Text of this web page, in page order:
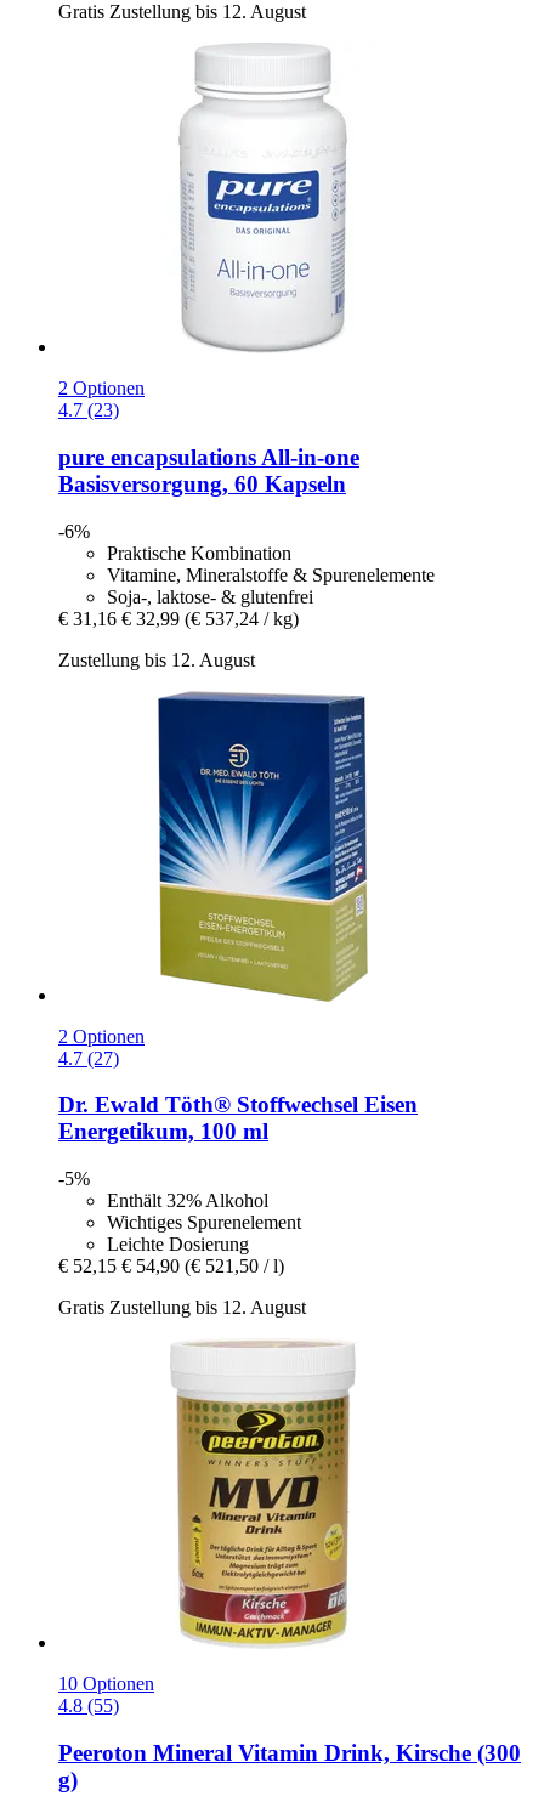
Gratis Zustellung bis 12. August
2 Optionen
4.7 (23)
pure encapsulations All-​in-​one
Basisversorgung, 60 Kapseln
-6%
Praktische Kombination
Vitamine, Mineralstoffe & Spurenelemente
Soja-, laktose- & glutenfrei
€ 31,16 € 32,99 (€ 537,24 / kg)
Zustellung bis 12. August
2 Optionen
4.7 (27)
Dr. Ewald Töth® Stoffwechsel Eisen
Energetikum, 100 ml
-5%
Enthält 32% Alkohol
Wichtiges Spurenelement
Leichte Dosierung
€ 52,15 € 54,90 (€ 521,50 / l)
Gratis Zustellung bis 12. August
10 Optionen
4.8 (55)
Peeroton Mineral Vitamin Drink, Kirsche (300
g)